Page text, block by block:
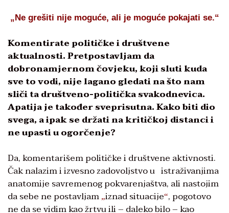
„Ne grešiti nije moguće, ali je moguće pokajati se.“
Komentirate političke i društvene
aktualnosti. Pretpostavljam da
dobronamjernom čovjeku, koji sluti kuda
sve to vodi, nije lagano gledati na što nam
sliči ta društveno-politička svakodnevica.
Apatija je također sveprisutna. Kako biti dio
svega, a ipak se držati na kritičkoj distanci i
ne upasti u ogorčenje?
Da, komentarišem političke i društvene aktivnosti.
Čak nalazim i izvesno zadovoljstvo u istraživanjima
anatomije savremenog pokvarenjaštva, ali nastojim
da sebe ne postavljam „iznad situacije“, pogotovo
ne da se vidim kao žrtvu ili – daleko bilo – kao